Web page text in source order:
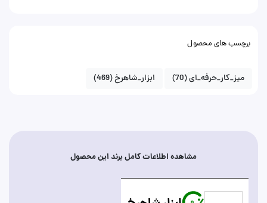
برچسب های محصول
میز_کار_حرفه_ای(70) ابزار_شاهرخ(469)
مشاهده اطلاعات کامل برند این محصول